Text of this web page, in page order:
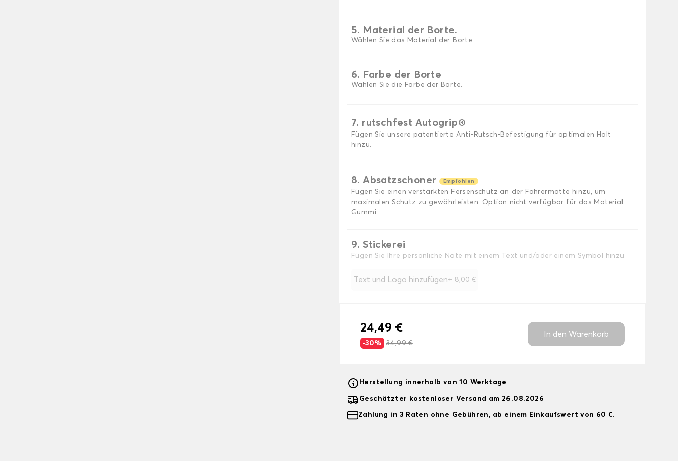
5. Material der Borte.
Wählen Sie das Material der Borte.
6. Farbe der Borte
Wählen Sie die Farbe der Borte.
7. rutschfest Autogrip®
Fügen Sie unsere patentierte Anti-Rutsch-Befestigung für optimalen Halt
hinzu.
8. Absatzschoner Empfohlen
Fügen Sie einen verstärkten Fersenschutz an der Fahrermatte hinzu, um
maximalen Schutz zu gewährleisten. Option nicht verfügbar für das Material
Gummi
9. Stickerei
Fügen Sie Ihre persönliche Note mit einem Text und/oder einem Symbol hinzu
Text und Logo hinzufügen+ 8,00 €
24,49 €
-30% 34,99 €
In den Warenkorb
Herstellung innerhalb von 10 Werktage
Geschätzter kostenloser Versand am 26.08.2026
Zahlung in 3 Raten ohne Gebühren, ab einem Einkaufswert von 60 €.